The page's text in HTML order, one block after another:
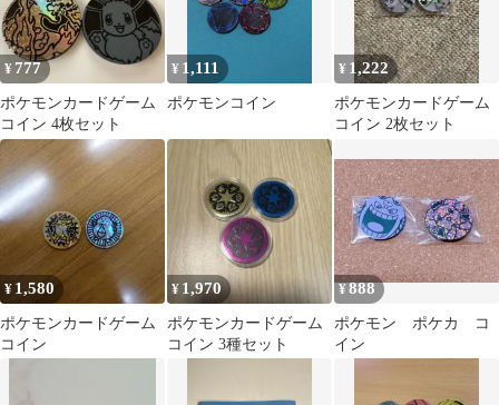
¥ 777
ポケモンカードゲーム
コイン 4枚セット
¥ 1,111
ポケモンコイン
¥ 1,222
ポケモンカードゲーム
コイン 2枚セット
¥ 1,580
ポケモンカードゲーム
コイン
¥ 1,970
ポケモンカードゲーム
コイン 3種セット
¥888
ポケモン ポケカ コ
イン